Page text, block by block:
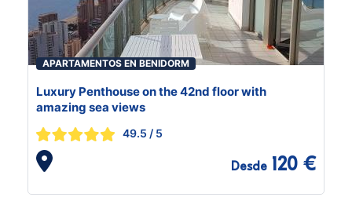
APARTAMENTOS EN BENIDORM
Luxury Penthouse on the 42nd floor with
amazing sea views
49.5 / 5
Desde 120 €